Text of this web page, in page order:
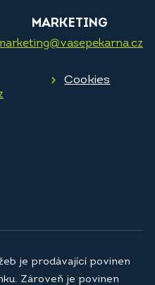
MARKETING
Cookies
je prodávající povinen
Zároveň je povinen